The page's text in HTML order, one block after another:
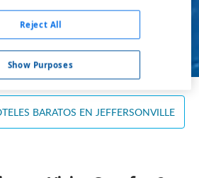
Buscar
BARATOS EN JEFFERSONVILLE
Show Purposes
Reject All